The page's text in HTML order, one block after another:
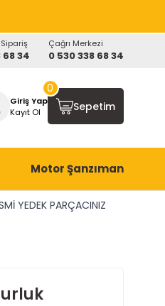
68 34
Çağrı Merkezi
0 530 338 68 34
Giriş Yap
Kayıt Ol
Sepetim
0
Motor Şanzıman
YEDEK PARÇACINIZ